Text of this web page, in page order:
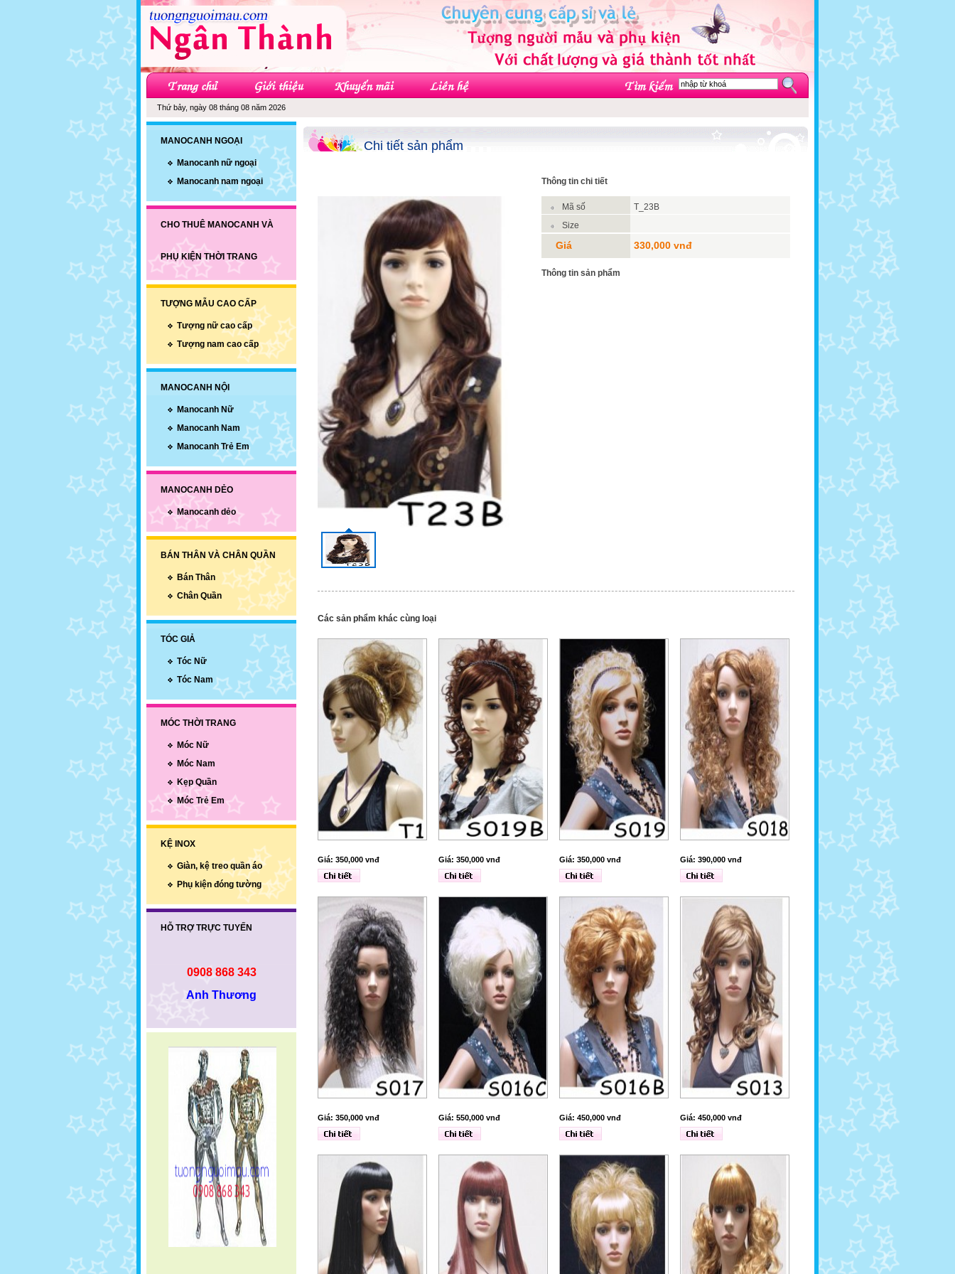
Thứ bảy, ngày 08 tháng 08 năm 2026
MANOCANH NGOẠI
Manocanh nữ ngoại
Manocanh nam ngoại
CHO THUÊ MANOCANH VÀ
PHỤ KIỆN THỜI TRANG
TƯỢNG MẪU CAO CẤP
Tượng nữ cao cấp
Tượng nam cao cấp
MANOCANH NỘI
Manocanh Nữ
Manocanh Nam
Manocanh Trẻ Em
MANOCANH DẺO
Manocanh dẻo
BÁN THÂN VÀ CHÂN QUẦN
Bán Thân
Chân Quần
TÓC GIẢ
Tóc Nữ
Tóc Nam
MÓC THỜI TRANG
Móc Nữ
Móc Nam
Kẹp Quần
Móc Trẻ Em
KỆ INOX
Giàn, kệ treo quần áo
Phụ kiện đóng tường
HỖ TRỢ TRỰC TUYẾN
0908 868 343
Anh Thương
Chi tiết sản phẩm
Thông tin chi tiết
Mã số
T_23B
Size
Giá 330,000 vnđ
Thông tin sản phẩm
Các sản phẩm khác cùng loại
Giá: 350,000 vnđ Giá: 350,000 vnđ Giá: 350,000 vnđ Giá: 390,000 vnđ
Giá: 350,000 vnđ Giá: 550,000 vnđ Giá: 450,000 vnđ Giá: 450,000 vnđ